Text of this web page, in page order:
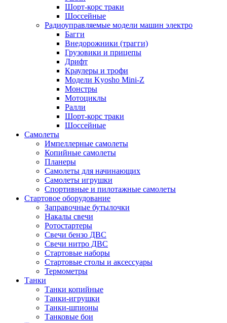
Шорт-корс траки
Шоссейные
Радиоуправляемые модели машин электро
Багги
Внедорожники (трагги)
Грузовики и прицепы
Дрифт
Краулеры и трофи
Модели Kyosho Mini-Z
Монстры
Мотоциклы
Ралли
Шорт-корс траки
Шоссейные
Самолеты
Импеллерные самолеты
Копийные самолеты
Планеры
Самолеты для начинающих
Самолеты игрушки
Спортивные и пилотажные самолеты
Стартовое оборудование
Заправочные бутылочки
Накалы свечи
Ротостартеры
Свечи бензо ДВС
Свечи нитро ДВС
Стартовые наборы
Стартовые столы и аксессуары
Термометры
Танки
Танки копийные
Танки-игрушки
Танки-шпионы
Танковые бои